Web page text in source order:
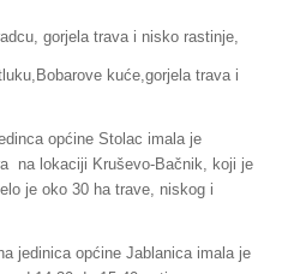
gorjela trava i nisko rastinje,
kuće,gorjela trava i
općine Stolac imala je
na lokaciji Kruševo-Bačnik, koji je
je oko 30 ha trave, niskog i
jedinica općine Jablanica imala je